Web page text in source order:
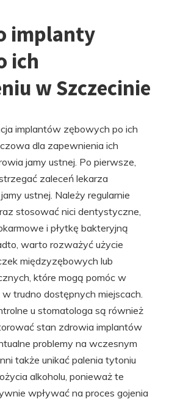
implanty
ich
w Szczecinie
implantów zębowych po ich
dla zapewnienia ich
jamy ustnej. Po pierwsze,
zaleceń lekarza
ustnej. Należy regularnie
stosować nici dentystyczne,
i płytkę bakteryjną
warto rozważyć użycie
międzyzębowych lub
które mogą pomóc w
trudno dostępnych miejscach.
u stomatologa są również
stan zdrowia implantów
problemy na wczesnym
także unikać palenia tytoniu
alkoholu, ponieważ te
wpływać na proces gojenia